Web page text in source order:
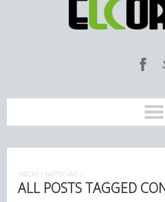
INICIO / NOTICIAS /
ALL POSTS TAGGED